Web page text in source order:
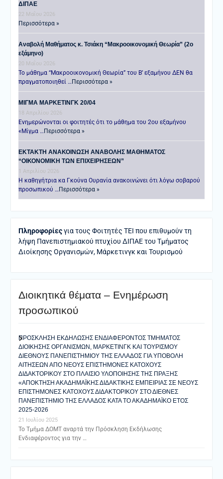
ΔΙΠΑΕ
22 Μαΐου 2026
Περισσότερα »
Αναβολή Μαθήματος κ. Τσιάκη “Μακροοικονομική Θεωρία” (2ο
εξάμηνο)
20 Μαΐου 2026
Το μάθημα “Μακροοικονομική Θεωρία” του Β’ εξαμήνου ΔΕΝ θα
πραγματοποιηθεί …Περισσότερα »
ΜΙΓΜΑ ΜΑΡΚΕΤΙΝΓΚ 20/04
18 Απριλίου 2026
Ενημερώνονται οι φοιτητές ότι το μάθημα του 2ου εξαμήνου
«Μίγμα …Περισσότερα »
ΕΚΤΑΚΤΗ ΑΝΑΚΟΙΝΩΣΗ ΑΝΑΒΟΛΗΣ ΜΑΘΗΜΑΤΟΣ
“ΟΙΚΟΝΟΜΙΚΗ ΤΩΝ ΕΠΙΧΕΙΡΗΣΕΩΝ”
1 Απριλίου 2026
Η καθηγήτρια κα Γκούνα Ουρανία ανακοινώνει ότι λόγω σοβαρού
προσωπικού …Περισσότερα »
Πληροφορίεςγια τους Φοιτητές ΤΕΙ που επιθυμούν τη
λήψη Πανεπιστημιακού πτυχίου ΔΙΠΑΕ του Τμήματος
Διοίκησης Οργανισμών, Μάρκετινγκ και Τουρισμού
Διοικητικά θέματα – Ενημέρωση
προσωπικού
ΠΡΟΣΚΛΗΣΗ ΕΚΔΗΛΩΣΗΣ ΕΝΔΙΑΦΕΡΟΝΤΟΣ ΤΜΗΜΑΤΟΣ
ΔΙΟΙΚΗΣΗΣ ΟΡΓΑΝΙΣΜΩΝ, ΜΑΡΚΕΤΙΝΓΚ ΚΑΙ ΤΟΥΡΙΣΜΟΥ
ΔΙΕΘΝΟΥΣ ΠΑΝΕΠΙΣΤΗΜΙΟΥ ΤΗΣ ΕΛΛΑΔΟΣ ΓΙΑ ΥΠΟΒΟΛΗ
ΑΙΤΗΣΕΩΝ ΑΠΟ ΝΕΟΥΣ ΕΠΙΣΤΗΜΟΝΕΣ ΚΑΤΟΧΟΥΣ
ΔΙΔΑΚΤΟΡΙΚΟΥ ΣΤΟ ΠΛΑΙΣΙΟ ΥΛΟΠΟΙΗΣΗΣ ΤΗΣ ΠΡΑΞΗΣ
«ΑΠΟΚΤΗΣΗ ΑΚΑΔΗΜΑΪΚΗΣ ΔΙΔΑΚΤΙΚΗΣ ΕΜΠΕΙΡΙΑΣ ΣΕ ΝΕΟΥΣ
ΕΠΙΣΤΗΜΟΝΕΣ ΚΑΤΟΧΟΥΣ ΔΙΔΑΚΤΟΡΙΚΟΥ ΣΤΟ ΔΙΕΘΝΕΣ
ΠΑΝΕΠΙΣΤΗΜΙΟ ΤΗΣ ΕΛΛΑΔΟΣ ΚΑΤΑ ΤΟ ΑΚΑΔΗΜΑΪΚΟ ΕΤΟΣ
2025-2026
21 Ιουλίου 2025
Το Τμήμα ΔΟΜΤ αναρτά την Πρόσκληση Εκδήλωσης
Ενδιαφέροντος για την …